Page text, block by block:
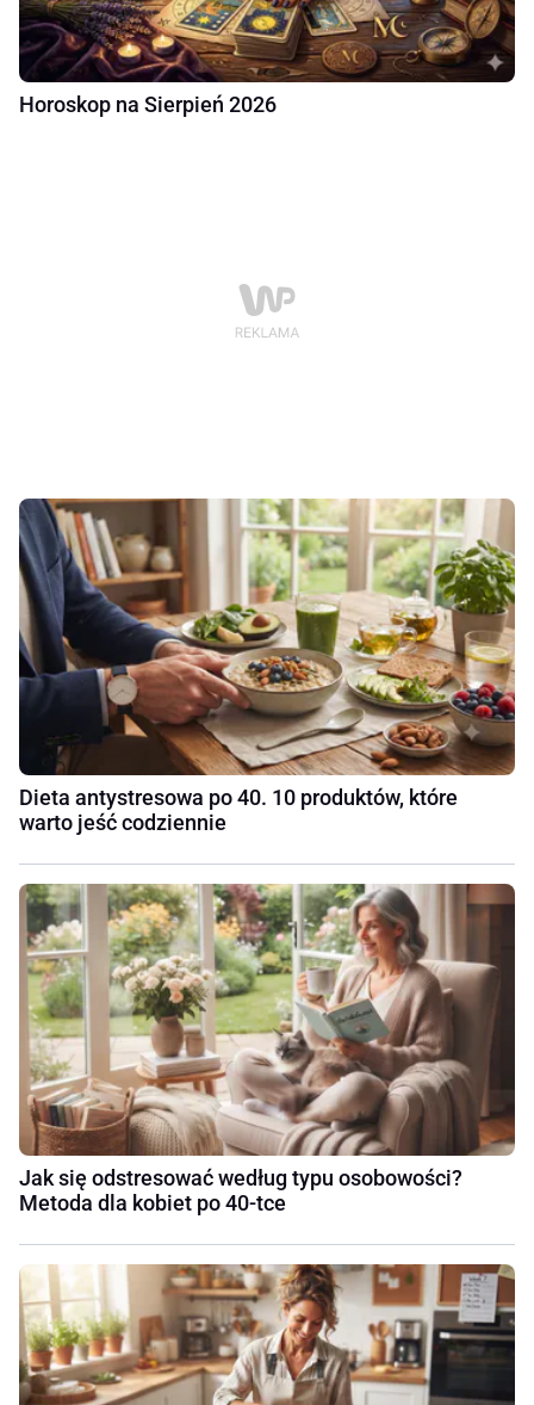
Horoskop na Sierpień 2026
Dieta antystresowa po 40. 10 produktów, które
warto jeść codziennie
Jak się odstresować według typu osobowości?
Metoda dla kobiet po 40-tce